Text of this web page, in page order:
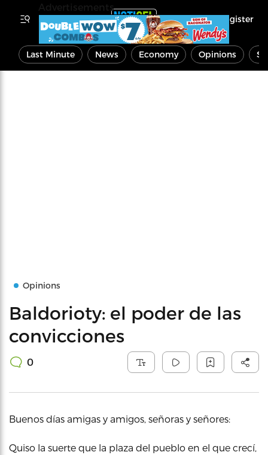
Register
Last Minute News Economy Opinions
Opinions
Baldorioty: el poder de las
convicciones
0
Buenos días amigas y amigos, señoras y señores:
Quiso la suerte que la plaza del pueblo en el que crecí,
Advertisements